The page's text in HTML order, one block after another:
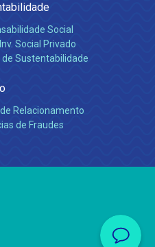
Social
Social Privado
de Sustentabilidade
de Relacionamento
de Fraudes